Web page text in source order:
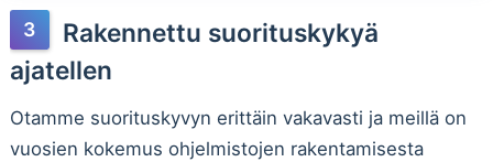
Rakennettu suorituskykyä
ajatellen
Otamme suorituskyvyn erittäin vakavasti ja meillä on
vuosien kokemus ohjelmistojen rakentamisesta